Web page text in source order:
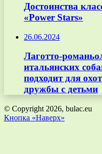
Достоинства
«Power Stars»
26.06.2024
Лаготто-
итальянских
подходит для
дружбы с детьми
© Copyright 2026, bulac.eu
Кнопка «Наверх»